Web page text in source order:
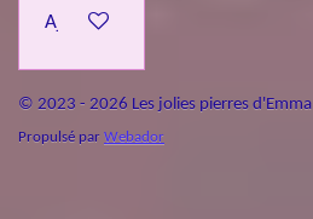
Ajouter au panier
© 2023 - 2026 Les jolies pierres d'Emma
Propulsé par Webador